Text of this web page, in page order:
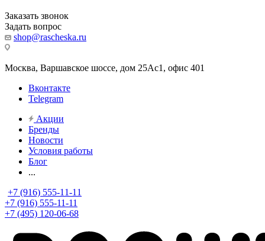
Заказать звонок
Задать вопрос
shop@rascheska.ru
Москва, Варшавское шоссе, дом 25Аc1, офис 401
Вконтакте
Telegram
Акции
Бренды
Новости
Условия работы
Блог
...
+7 (916) 555-11-11
+7 (916) 555-11-11
+7 (495) 120-06-68